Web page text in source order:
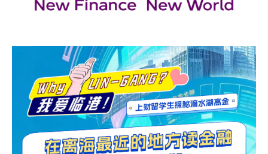
信息服务
地址：上海市浦东新区海基六路99号创新魔坊三期2号楼
邮编：201306
邮箱： dafi@sufe.edu.cn